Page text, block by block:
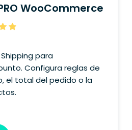
WooCommerce
para
Configura reglas de
el total del pedido o la